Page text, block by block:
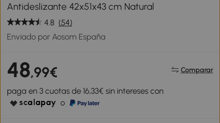
Antideslizante 42x51x43 cm Natural
4.8 (54)
Enviado por Aosom España
48,99€ Comparar
paga en 3 cuotas de 16,33€ sin intereses con
o